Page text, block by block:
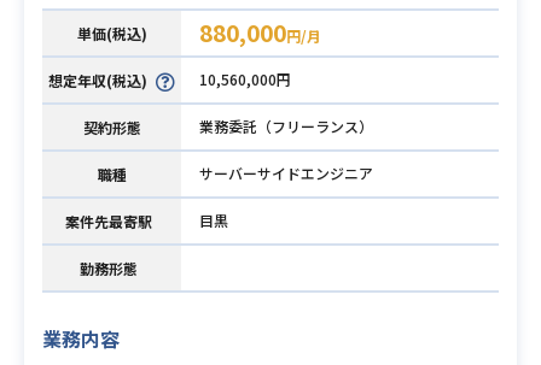
単価(税込) 880,000円/月
想定年収(税込) 10,560,000円
契約形態 業務委託（フリーランス）
職種 サーバーサイドエンジニア
案件先最寄駅 目黒
勤務形態
業務内容